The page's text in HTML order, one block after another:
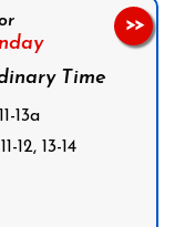
Time
13a
12, 13-14
>>